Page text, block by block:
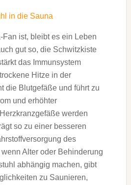
ist, bleibt es ein Leben
gut so, die Schwitzkiste
das Immunsystem
Hitze in der
die Blutgefäße und führt zu
und erhöhter
werden
so zu einer besseren
des
Alter oder Behinderung
abhängig machen, gibt
zu Saunieren,